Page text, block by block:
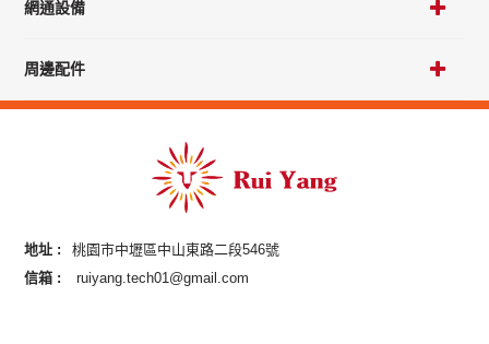
網通設備
周邊配件
地址 :
桃園市中壢區中山東路二段546號
信箱 :
ruiyang.tech01@gmail.com